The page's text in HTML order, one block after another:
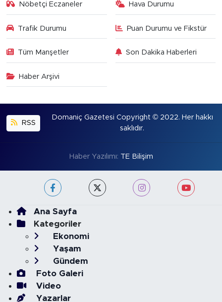
Nöbetçi Eczaneler Hava Durumu
Trafik Durumu Puan Durumu ve Fikstür
Tüm Manşetler Son Dakika Haberleri
Haber Arşivi
RSS
Domaniç Gazetesi Copyright © 2022. Her hakkı
saklıdır.
Haber Yazılımı: TE Bilişim
Ana Sayfa
Kategoriler
Ekonomi
Yaşam
Gündem
Foto Galeri
Video
Yazarlar